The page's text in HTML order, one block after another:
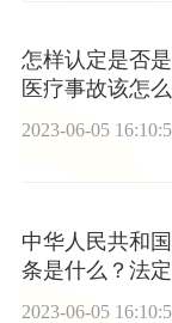
怎样认定是否
医疗事故该怎
2023-06-05
中华人民共和
条是什么？法
2023-06-05